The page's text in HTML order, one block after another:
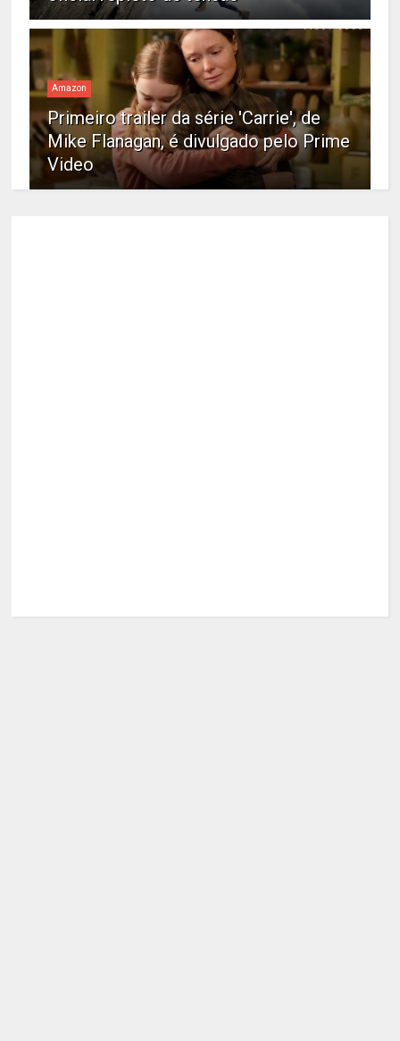
Amazon
Primeiro trailer da série 'Carrie', de
Mike Flanagan, é divulgado pelo Prime
Video